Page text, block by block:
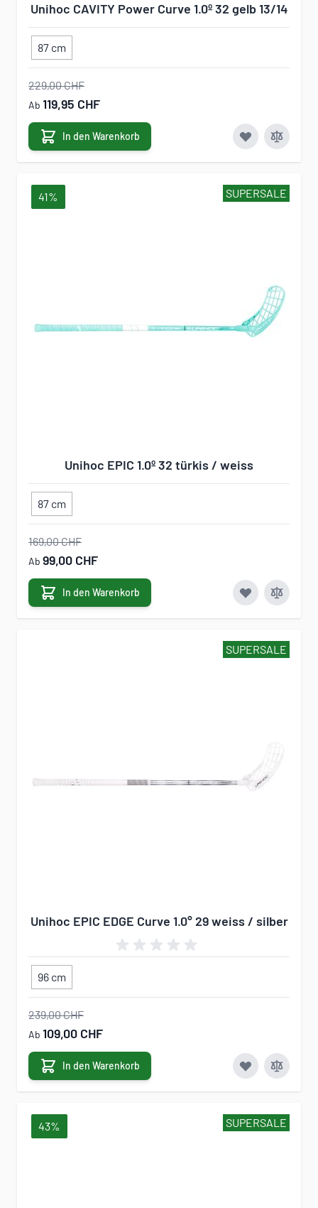
Unihoc CAVITY Power Curve 1.0º 32 gelb 13/14
87 cm
229,00 CHF
Ab 119,95 CHF
In den Warenkorb
SUPERSALE
41%
Unihoc EPIC 1.0º 32 türkis / weiss
87 cm
169,00 CHF
Ab 99,00 CHF
In den Warenkorb
SUPERSALE
Unihoc EPIC EDGE Curve 1.0° 29 weiss / silber
96 cm
239,00 CHF
Ab 109,00 CHF
In den Warenkorb
SUPERSALE
43%